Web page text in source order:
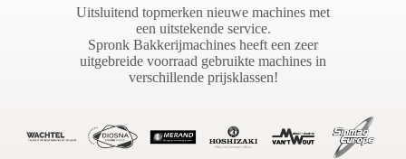
Uitsluitend topmerken nieuwe machines met
een uitstekende service.
Spronk Bakkerijmachines heeft een zeer
uitgebreide voorraad gebruikte machines in
verschillende prijsklassen!